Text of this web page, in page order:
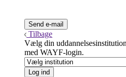
Tilbage
Vælg din
med WAYF-login.